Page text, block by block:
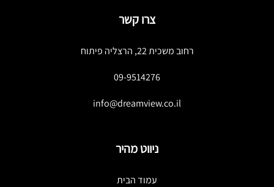
צרו קשר
רחוב משכית 22, הרצליה פיתוח
09-9514276
info@dreamview.co.il
ניווט מהיר
עמוד הבית